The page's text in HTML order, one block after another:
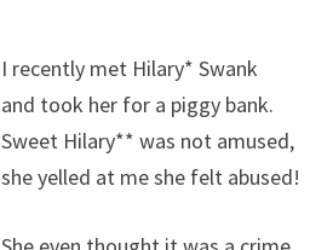
I recently met Hilary* Swank
and took her for a piggy bank.
Sweet Hilary** was not amused,
she yelled at me she felt abused!